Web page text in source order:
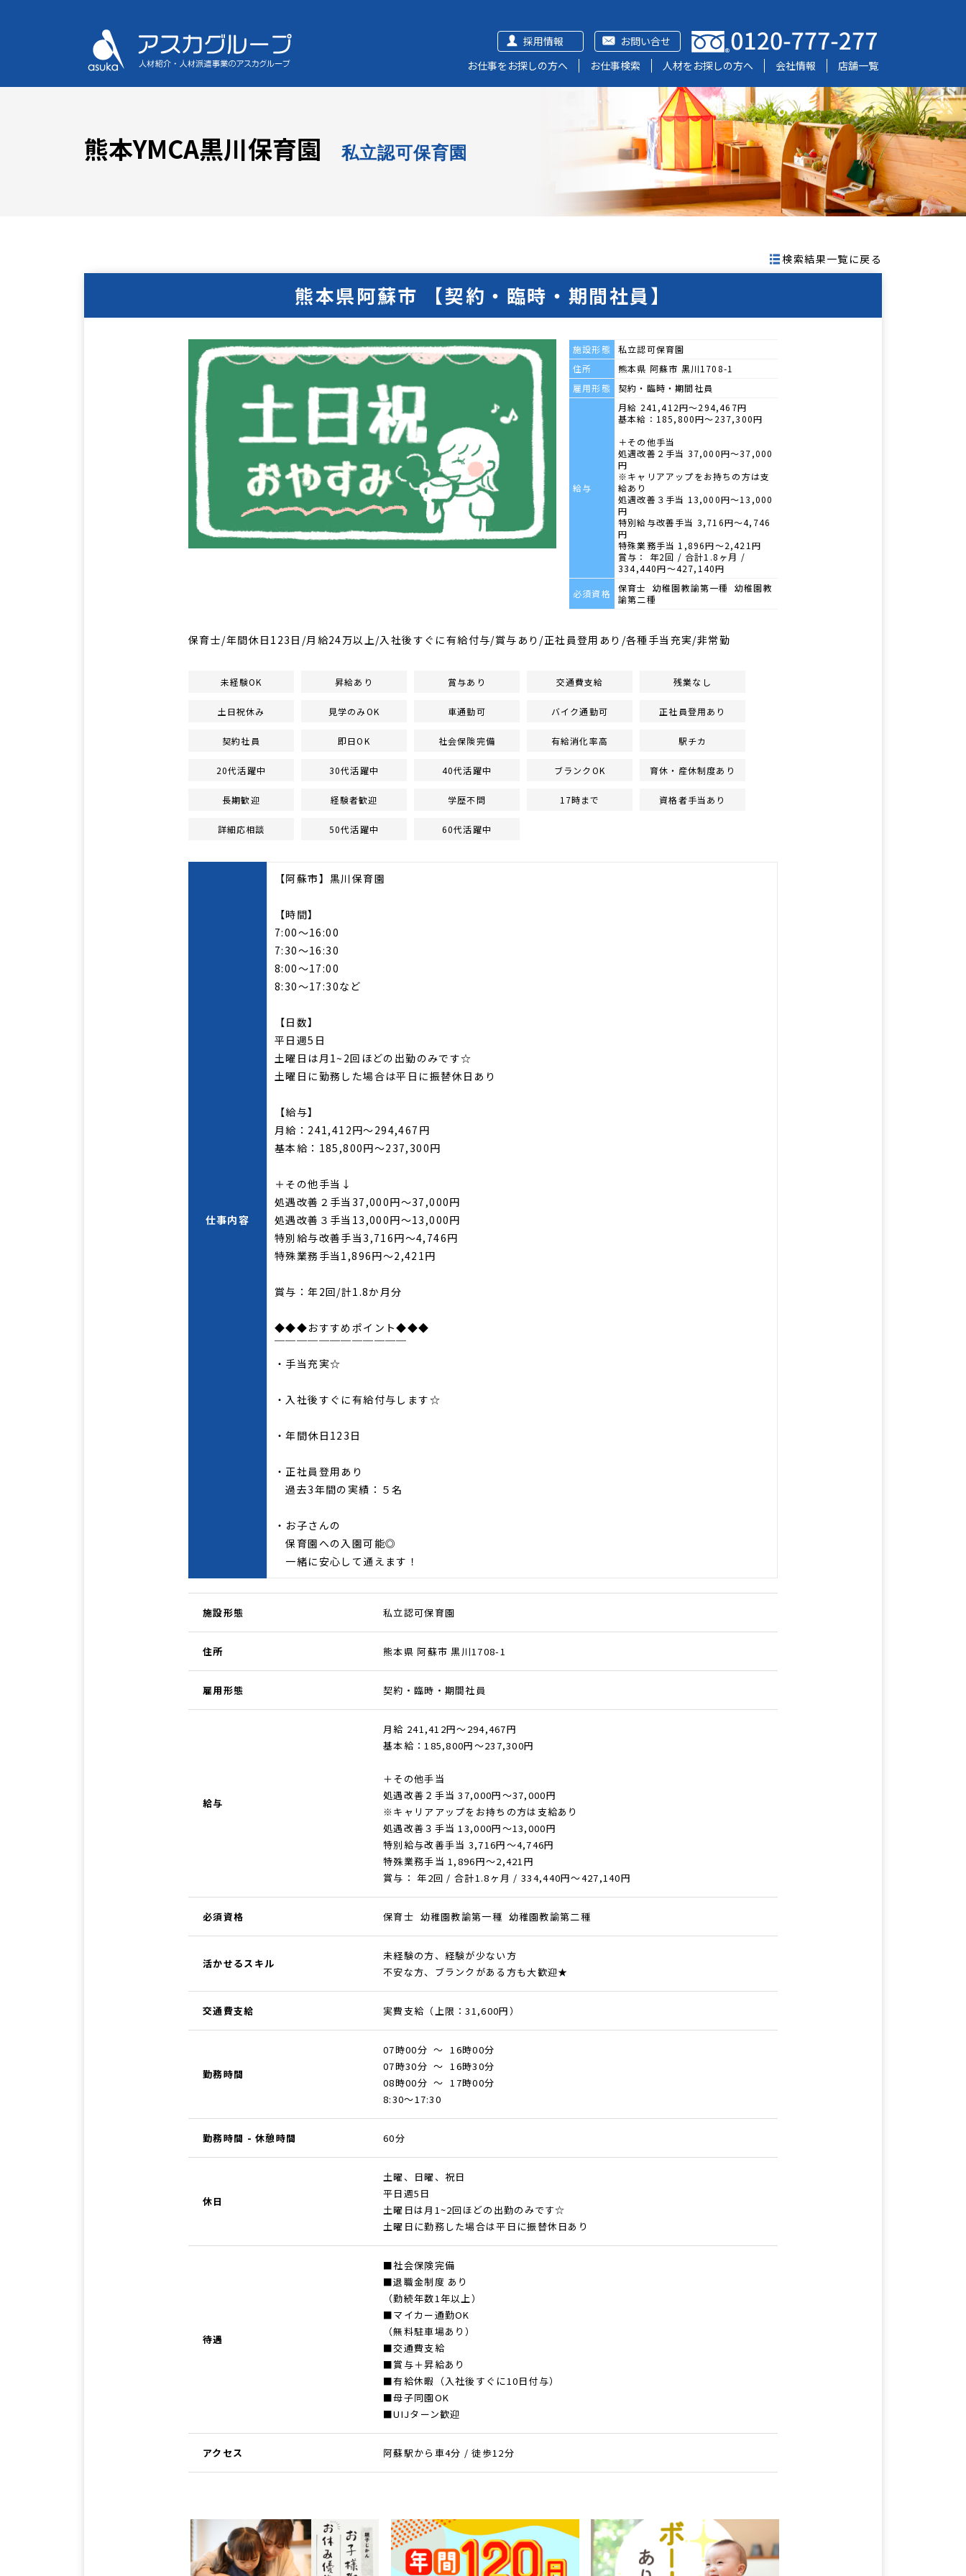
お問い合せ
採用情報
お仕事をお探しの方へ
お仕事検索 人材をお探しの方へ 会社情報 店舗一覧
熊本YMCA黒川保育園 私立認可保育園
検索結果一覧に戻る
熊本県阿蘇市 【契約・臨時・期間社員】
施設形態
私立認可保育園
住所
熊本県 阿蘇市 黒川1708-1
雇用形態
契約・臨時・期間社員
給与
月給 241,412円～294,467円
基本給：185,800円〜237,300円
＋その他手当
処遇改善２手当 37,000円〜37,000
円
※キャリアアップをお持ちの方は支
給あり
処遇改善３手当 13,000円〜13,000
円
特別給与改善手当 3,716円〜4,746
円
特殊業務手当 1,896円〜2,421円
賞与： 年2回 / 合計1.8ヶ月 /
334,440円〜427,140円
必須資格
保育士 幼稚園教諭第一種 幼稚園教
諭第二種
保育士/年間休日123日/月給24万以上/入社後すぐに有給付与/賞与あり/正社員登用あり/各種手当充実/非常勤
未経験OK 昇給あり 賞与あり 交通費支給 残業なし
土日祝休み 見学のみOK 車通勤可 バイク通勤可 正社員登用あり
契約社員 即日OK 社会保険完備 有給消化率高 駅チカ
20代活躍中 30代活躍中 40代活躍中 ブランクOK 育休・産休制度あり
長期歓迎 経験者歓迎 学歴不問 17時まで 資格者手当あり
詳細応相談 50代活躍中 60代活躍中
仕事内容
【阿蘇市】黒川保育園
【時間】
7:00～16:00
7:30～16:30
8:00～17:00
8:30～17:30など
【日数】
平日週5日
土曜日は月1~2回ほどの出勤のみです☆
土曜日に勤務した場合は平日に振替休日あり
【給与】
月給：241,412円〜294,467円
基本給：185,800円〜237,300円
＋その他手当↓
処遇改善２手当37,000円〜37,000円
処遇改善３手当13,000円〜13,000円
特別給与改善手当3,716円〜4,746円
特殊業務手当1,896円〜2,421円
賞与：年2回/計1.8か月分
◆◆◆おすすめポイント◆◆◆
￣￣￣￣￣￣￣￣￣￣￣￣
・手当充実☆
・入社後すぐに有給付与します☆
・年間休日123日
・正社員登用あり
過去3年間の実績：５名
・お子さんの
保育園への入園可能◎
一緒に安心して通えます！
施設形態 私立認可保育園
住所 熊本県 阿蘇市 黒川1708-1
雇用形態 契約・臨時・期間社員
給与
月給 241,412円～294,467円
基本給：185,800円〜237,300円
＋その他手当
処遇改善２手当 37,000円〜37,000円
※キャリアアップをお持ちの方は支給あり
処遇改善３手当 13,000円〜13,000円
特別給与改善手当 3,716円〜4,746円
特殊業務手当 1,896円〜2,421円
賞与： 年2回 / 合計1.8ヶ月 / 334,440円〜427,140円
必須資格 保育士 幼稚園教諭第一種 幼稚園教諭第二種
活かせるスキル
未経験の方、経験が少ない方
不安な方、ブランクがある方も大歓迎★
交通費支給 実費支給（上限：31,600円）
勤務時間
07時00分 ～ 16時00分
07時30分 ～ 16時30分
08時00分 ～ 17時00分
8:30～17:30
勤務時間 - 休憩時間 60分
休日
土曜、日曜、祝日
平日週5日
土曜日は月1~2回ほどの出勤のみです☆
土曜日に勤務した場合は平日に振替休日あり
待遇
■社会保険完備
■退職金制度 あり
（勤続年数1年以上）
■マイカー通勤OK
（無料駐車場あり）
■交通費支給
■賞与＋昇給あり
■有給休暇（入社後すぐに10日付与）
■母子同園OK
■UIJターン歓迎
アクセス 阿蘇駅から車4分 / 徒歩12分